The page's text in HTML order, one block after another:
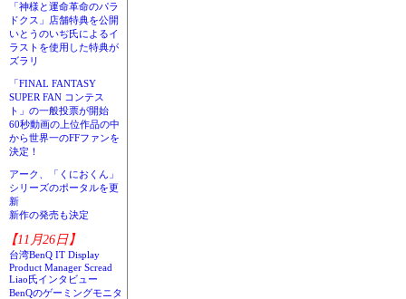
「神様と運命革命のパラ
ドクス」店舗特典を公開
いとうのいぢ氏によるイ
ラストを使用した特典が
ズラリ
「FINAL FANTASY
SUPER FAN コンテス
ト」の一般投票が開始
60秒動画の上位作品の中
から世界一のFFファンを
決定！
アーク、「くにおくん」
シリーズのポータルを更
新
新作の発売も決定
【11月26日】
台湾BenQ IT Display
Product Manager Scread
Liao氏インタビュー
BenQのゲーミングモニタ